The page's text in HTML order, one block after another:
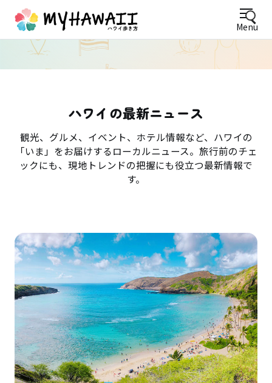
Menu
ハワイの最新ニュース
観光、グルメ、イベント、ホテル情報など、ハワイの
「いま」をお届けするローカルニュース。旅行前のチェ
ックにも、現地トレンドの把握にも役立つ最新情報で
す。